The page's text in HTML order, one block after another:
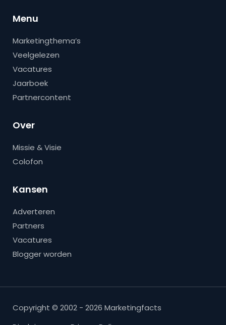
Menu
Marketingthema’s
Veelgelezen
Vacatures
Jaarboek
Partnercontent
Over
Missie & Visie
Colofon
Kansen
Adverteren
Partners
Vacatures
Blogger worden
Copyright © 2002 - 2026 Marketingfacts